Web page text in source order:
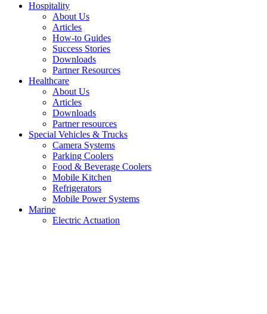
Hospitality
About Us
Articles
How-to Guides
Success Stories
Downloads
Partner Resources
Healthcare
About Us
Articles
Downloads
Partner resources
Special Vehicles & Trucks
Camera Systems
Parking Coolers
Food & Beverage Coolers
Mobile Kitchen
Refrigerators
Mobile Power Systems
Marine
Electric Actuation